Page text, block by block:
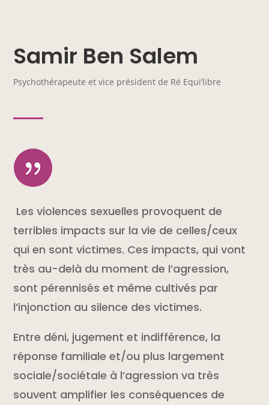
Samir Ben Salem
Psychothérapeute et vice président de Ré Equi’libre
{
Les violences sexuelles provoquent de
terribles impacts sur la vie de celles/ceux
qui en sont victimes. Ces impacts, qui vont
très au-delà du moment de l’agression,
sont pérennisés et même cultivés par
l’injonction au silence des victimes.
Entre déni, jugement et indifférence, la
réponse familiale et/ou plus largement
sociale/sociétale à l’agression va très
souvent amplifier les conséquences de